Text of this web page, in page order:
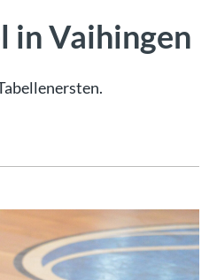
in Vaihingen